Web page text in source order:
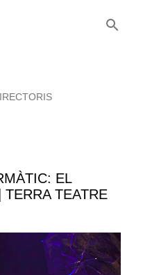
EL
TEATRE